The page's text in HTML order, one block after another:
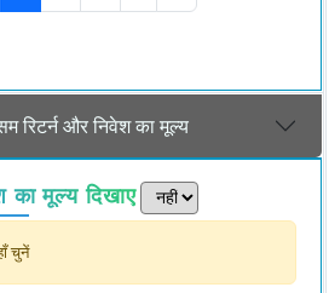
रिटर्न और निवेश का मूल्य
का मूल्य दिखाए
चुनें